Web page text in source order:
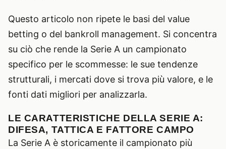
Questo articolo non ripete le basi del value
betting o del bankroll management. Si concentra
su ciò che rende la Serie A un campionato
specifico per le scommesse: le sue tendenze
strutturali, i mercati dove si trova più valore, e le
fonti dati migliori per analizzarla.
LE CARATTERISTICHE DELLA SERIE A:
DIFESA, TATTICA E FATTORE CAMPO
La Serie A è storicamente il campionato più